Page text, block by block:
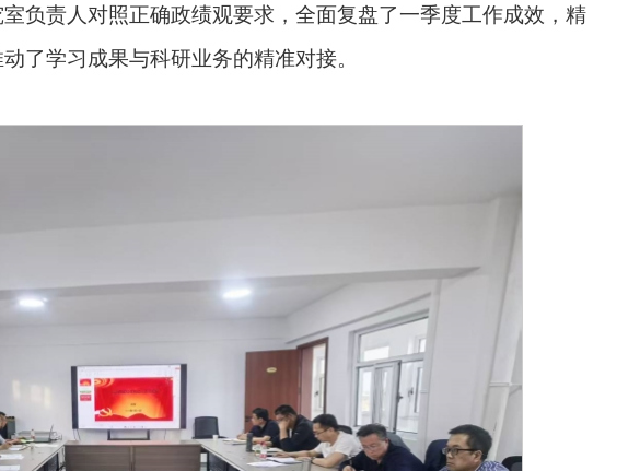
负责人对照正确政绩观要求，全面复盘了一季度工作成效，精
了学习成果与科研业务的精准对接。